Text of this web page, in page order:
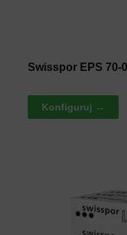
Swisspor EPS 70-
Konfiguruj →